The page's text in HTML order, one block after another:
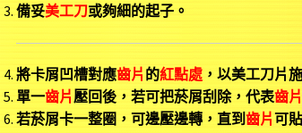
備妥美工刀或夠細的起子。
將卡屑凹槽對應齒片 的紅點處，以美工刀片
單一齒片壓回後，若可把菸屑刮除，代表齒片
若菸屑卡一整圈，可邊壓邊轉，直到齒片可